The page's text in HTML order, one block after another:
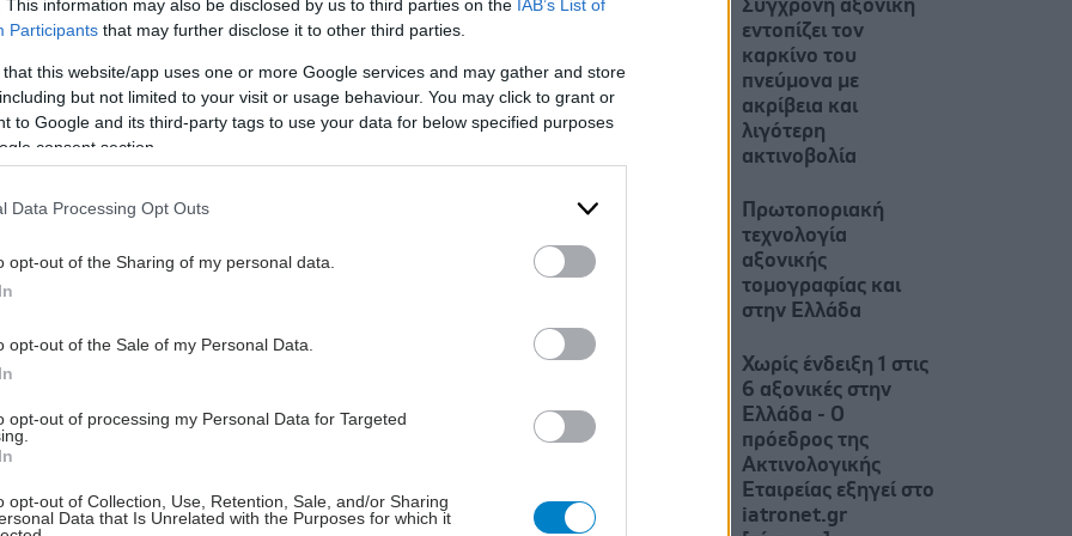
This information may also be disclosed by us to third parties on the IAB’s List of
Participants that may further disclose it to other third parties.
that this website/app uses one or more Google services and may gather and store
but not limited to your visit or usage behaviour. You may click to grant or
to Google and its third-party tags to use your data for below specified purposes
consent section.
Data Processing Opt Outs
opt-out of the Sharing of my personal data.
opt-out of the Sale of my Personal Data.
opt-out of processing my Personal Data for Targeted
opt-out of Collection, Use, Retention, Sale, and/or Sharing
Data that Is Unrelated with the Purposes for which it
κανείς καινούργιο μηχάνημα ή κάθε 5-6 χρόνια
θεσμικός κρατικός φορέας που ελέγχει τα
-ο ΔΗΜΟΚΡΙΤΟΣ με σχολαστικό έλεγχο ανά
ή βέβαιο ότι αν ψηφισθεί αυτό το νομοσχέδιο
στην Ελλάδα ακτινολόγος ούτε για δείγμα
θέμα είχε τεθεί και το 2007 επί υπουργίας του κου
και απεσύρθη μετά τις πληροφορίες που του
το iatronet.gr στο Discover
Σύγχρονη αξονική
εντοπίζει τον
καρκίνο του
πνεύμονα με
ακρίβεια και
λιγότερη
ακτινοβολία
Πρωτοποριακή
τεχνολογία
αξονικής
τομογραφίας και
στην Ελλάδα
Χωρίς ένδειξη 1 στις
6 αξονικές στην
Ελλάδα - Ο
πρόεδρος της
Ακτινολογικής
Εταιρείας εξηγεί στο
iatronet.gr